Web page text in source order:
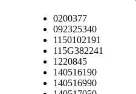
0200377
092325340
1150102191
115G382241
1220845
140516190
140516990